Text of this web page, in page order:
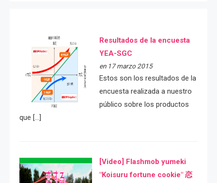
Resultados de la encuesta
YEA-SGC
en 17 marzo 2015
Estos son los resultados de la
encuesta realizada a nuestro
público sobre los productos
que […]
[Video] Flashmob yumeki
"Koisuru fortune cookie" 恋